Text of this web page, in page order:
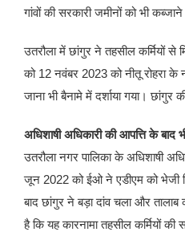
गांवों की सरकारी जमीनों को भी
उतरौला में छांगुर ने तहसील कर्मियों
को 12 नवंबर 2023 को नीतू रोहरा के
जाना भी बैनामे में दर्शाया गया।
अधिशाषी अधिकारी की आपत्ति के बाद
उतरौला नगर पालिका के अधिशाषी
जून 2022 को ईओ ने एडीएम को भेजी
बाद छांगुर ने बड़ा दांव चला और
है कि यह कारनामा तहसील कर्मियों की